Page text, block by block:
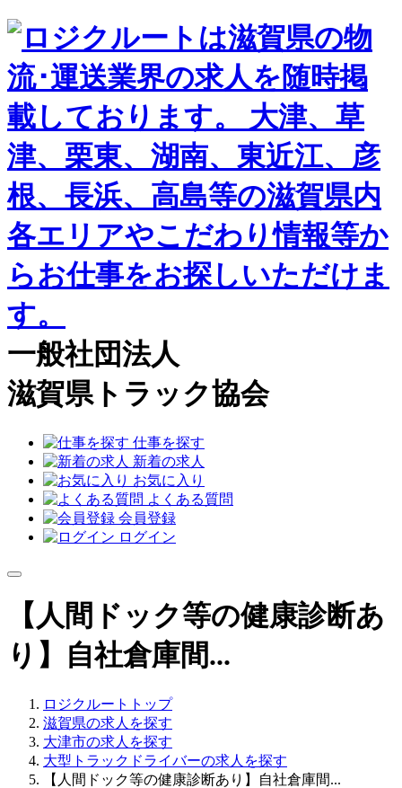
一般社団法人
滋賀県トラック協会
仕事を探す
新着の求人
お気に入り
よくある質問
会員登録
ログイン
【人間ドック等の健康診断あ
り】自社倉庫間...
ロジクルートトップ
滋賀県の求人を探す
大津市の求人を探す
大型トラックドライバーの求人を探す
【人間ドック等の健康診断あり】自社倉庫間...